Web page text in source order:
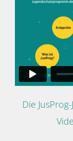
Die